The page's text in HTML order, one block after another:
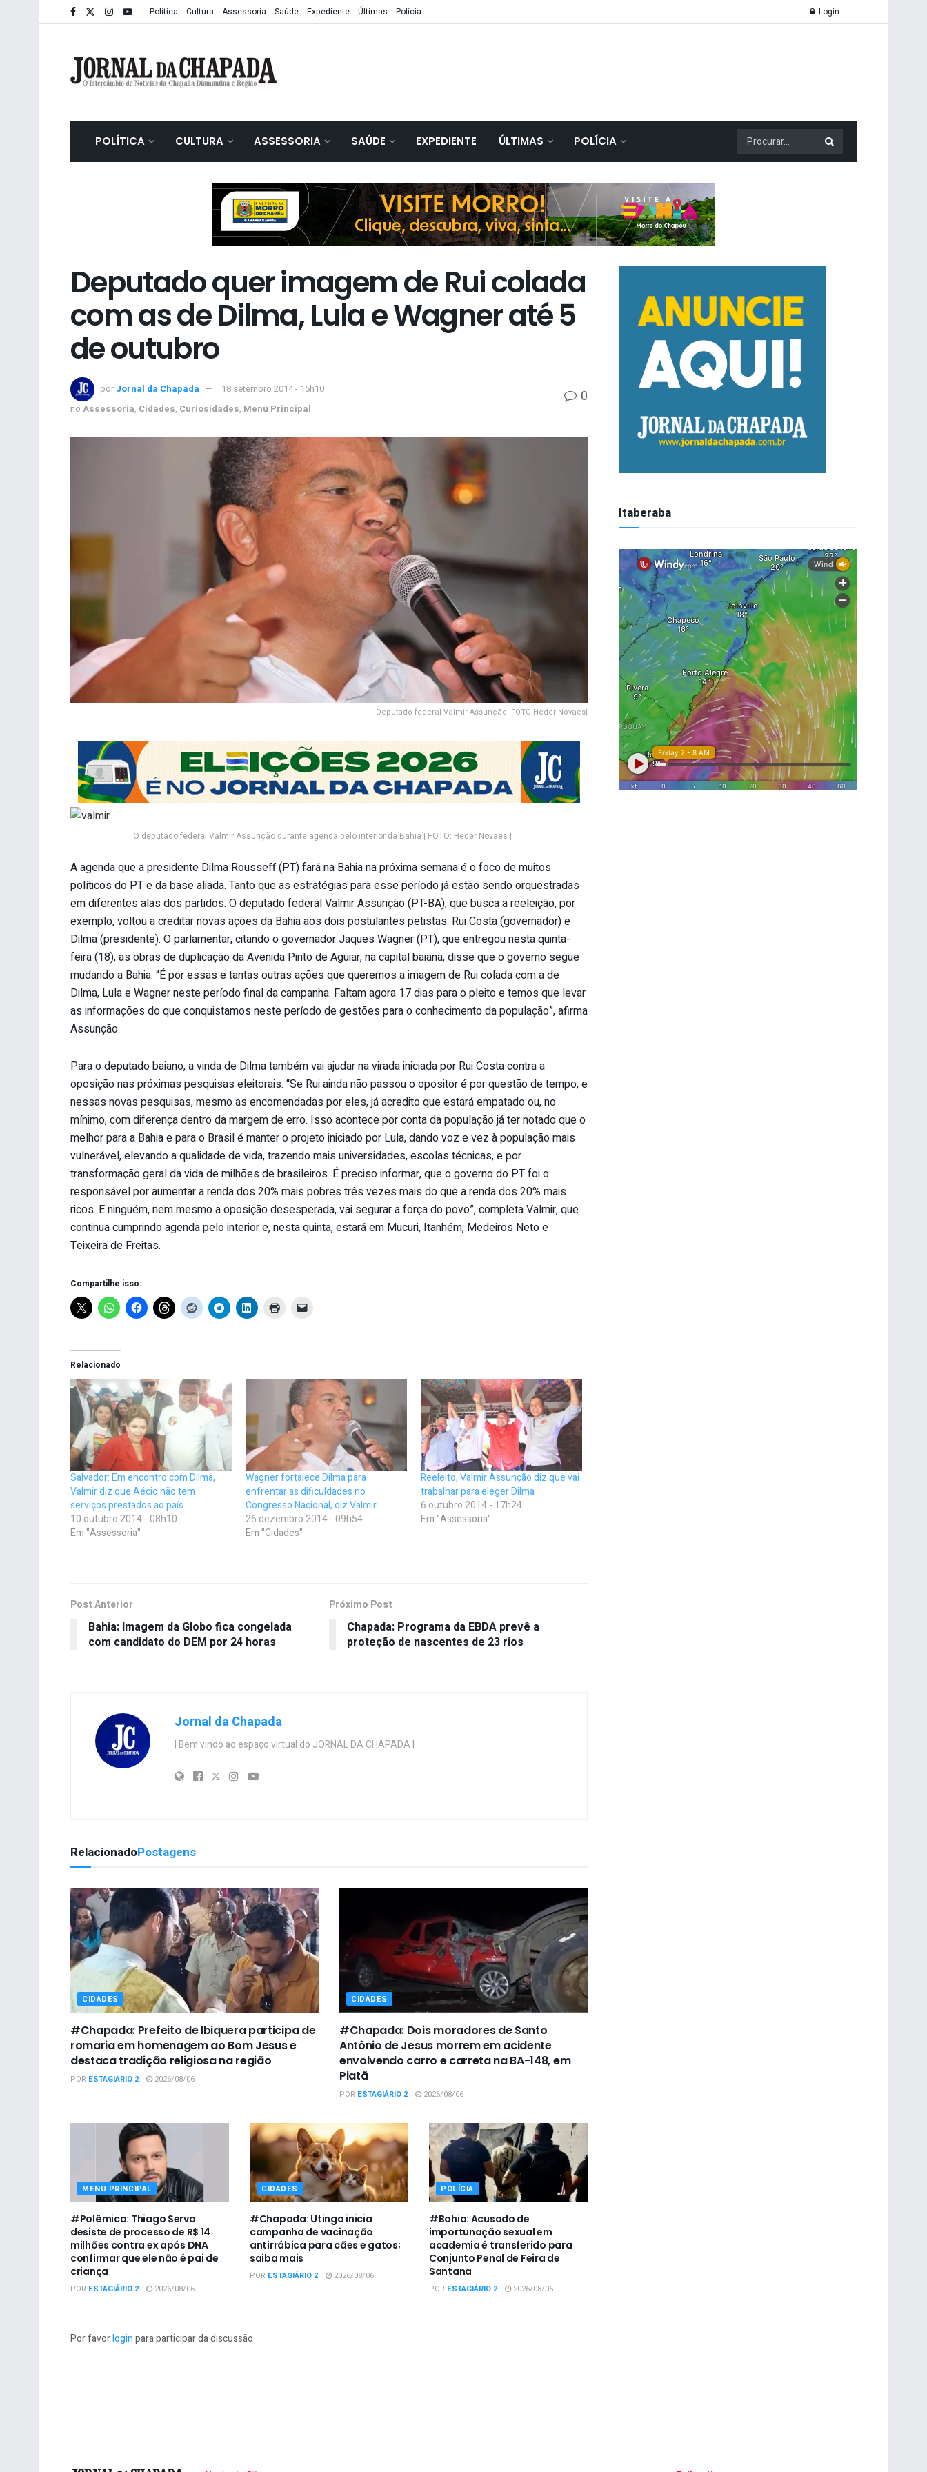
Política Cultura Assessoria Saúde Expediente Últimas Polícia Login
POLÍTICA CULTURA ASSESSORIA SAÚDE EXPEDIENTE ÚLTIMAS POLÍCIA
Deputado quer imagem de Rui colada
com as de Dilma, Lula e Wagner até 5
de outubro
por Jornal da Chapada
18 setembro 2014 - 15h10
no Assessoria, Cidades, Curiosidades, Menu Principal
0
Deputado federal Valmir Assunção |FOTO Heder Novaes|
O deputado federal Valmir Assunção durante agenda pelo interior da Bahia | FOTO: Heder Novaes |
A agenda que a presidente Dilma Rousseff (PT) fará na Bahia na próxima semana é o foco de muitos
políticos do PT e da base aliada. Tanto que as estratégias para esse período já estão sendo orquestradas
em diferentes alas dos partidos. O deputado federal Valmir Assunção (PT-BA), que busca a reeleição, por
exemplo, voltou a creditar novas ações da Bahia aos dois postulantes petistas: Rui Costa (governador) e
Dilma (presidente). O parlamentar, citando o governador Jaques Wagner (PT), que entregou nesta quinta-
feira (18), as obras de duplicação da Avenida Pinto de Aguiar, na capital baiana, disse que o governo segue
mudando a Bahia. “É por essas e tantas outras ações que queremos a imagem de Rui colada com a de
Dilma, Lula e Wagner neste período final da campanha. Faltam agora 17 dias para o pleito e temos que levar
as informações do que conquistamos neste período de gestões para o conhecimento da população”, afirma
Assunção.
Para o deputado baiano, a vinda de Dilma também vai ajudar na virada iniciada por Rui Costa contra a
oposição nas próximas pesquisas eleitorais. “Se Rui ainda não passou o opositor é por questão de tempo, e
nessas novas pesquisas, mesmo as encomendadas por eles, já acredito que estará empatado ou, no
mínimo, com diferença dentro da margem de erro. Isso acontece por conta da população já ter notado que o
melhor para a Bahia e para o Brasil é manter o projeto iniciado por Lula, dando voz e vez à população mais
vulnerável, elevando a qualidade de vida, trazendo mais universidades, escolas técnicas, e por
transformação geral da vida de milhões de brasileiros. É preciso informar, que o governo do PT foi o
responsável por aumentar a renda dos 20% mais pobres três vezes mais do que a renda dos 20% mais
ricos. E ninguém, nem mesmo a oposição desesperada, vai segurar a força do povo”, completa Valmir, que
continua cumprindo agenda pelo interior e, nesta quinta, estará em Mucuri, Itanhém, Medeiros Neto e
Teixeira de Freitas.
Compartilhe isso:
Relacionado
Salvador: Em encontro com Dilma,
Valmir diz que Aécio não tem
serviços prestados ao país
10 outubro 2014 - 08h10
Em "Assessoria"
Wagner fortalece Dilma para
enfrentar as dificuldades no
Congresso Nacional, diz Valmir
26 dezembro 2014 - 09h54
Em "Cidades"
Reeleito, Valmir Assunção diz que vai
trabalhar para eleger Dilma
6 outubro 2014 - 17h24
Em "Assessoria"
Post Anterior
Bahia: Imagem da Globo fica congelada
com candidato do DEM por 24 horas
Próximo Post
Chapada: Programa da EBDA prevê a
proteção de nascentes de 23 rios
Jornal da Chapada
| Bem vindo ao espaço virtual do JORNAL DA CHAPADA |
RelacionadoPostagens
CIDADES
#Chapada: Prefeito de Ibiquera participa de
romaria em homenagem ao Bom Jesus e
destaca tradição religiosa na região
POR ESTAGIÁRIO 2 2026/08/06
CIDADES
#Chapada: Dois moradores de Santo
Antônio de Jesus morrem em acidente
envolvendo carro e carreta na BA-148, em
Piatã
POR ESTAGIÁRIO 2 2026/08/06
MENU PRINCIPAL
#Polêmica: Thiago Servo
desiste de processo de R$ 14
milhões contra ex após DNA
confirmar que ele não é pai de
criança
POR ESTAGIÁRIO 2 2026/08/06
CIDADES
#Chapada: Utinga inicia
campanha de vacinação
antirrábica para cães e gatos;
saiba mais
POR ESTAGIÁRIO 2 2026/08/06
POLÍCIA
#Bahia: Acusado de
importunação sexual em
academia é transferido para
Conjunto Penal de Feira de
Santana
POR ESTAGIÁRIO 2 2026/08/06
Por favorloginpara participar da discussão
Itaberaba